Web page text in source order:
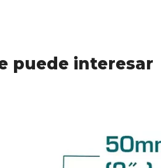
puede interesar